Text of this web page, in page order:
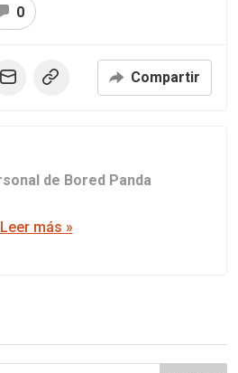
0
Compartir
de Bored Panda
Leer más »